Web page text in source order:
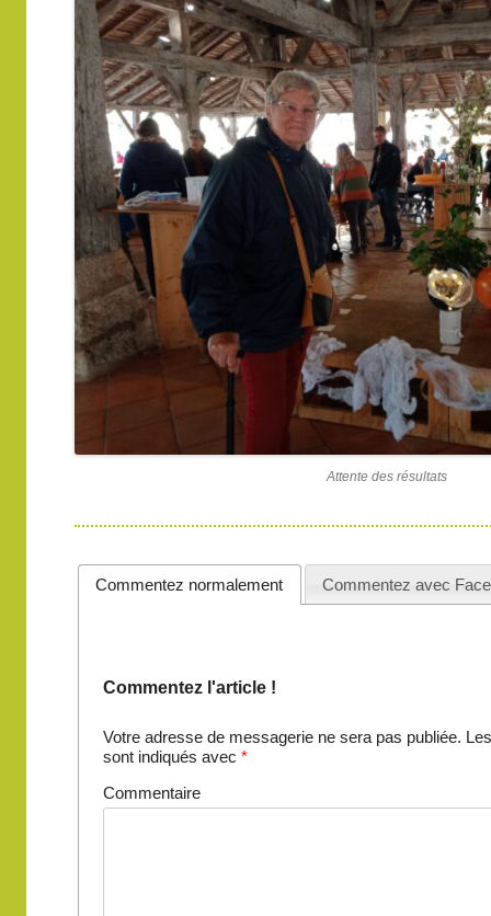
Attente des résultats
Commentez normalement Commentez avec
Commentez l'article !
Votre adresse de messagerie ne sera pas publiée.
sont indiqués avec *
Commentaire